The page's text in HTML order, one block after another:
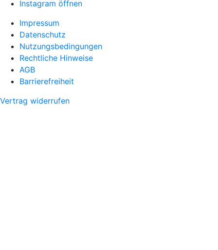
Instagram öffnen
Impressum
Datenschutz
Nutzungsbedingungen
Rechtliche Hinweise
AGB
Barrierefreiheit
Vertrag widerrufen